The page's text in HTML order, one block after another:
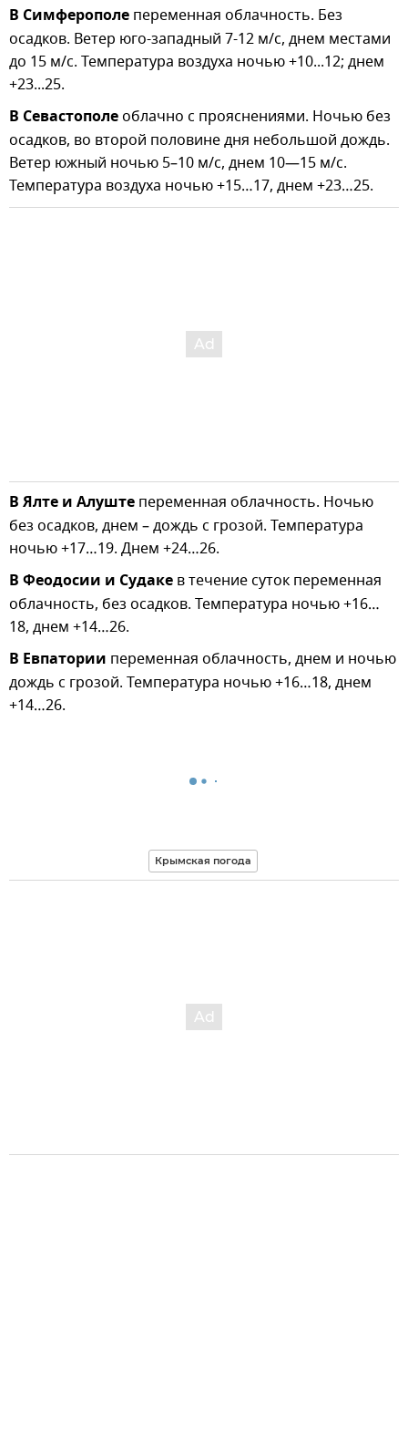
В Симферополе переменная облачность. Без
осадков. Ветер юго-западный 7-12 м/с, днем местами
до 15 м/с. Температура воздуха ночью +10...12; днем
+23...25.
В Севастополе облачно с прояснениями. Ночью без
осадков, во второй половине дня небольшой дождь.
Ветер южный ночью 5–10 м/с, днем 10—15 м/с.
Температура воздуха ночью +15…17, днем +23…25.
В Ялте и Алуште переменная облачность. Ночью
без осадков, днем – дождь с грозой. Температура
ночью +17…19. Днем +24…26.
В Феодосии и Судаке в течение суток переменная
облачность, без осадков. Температура ночью +16…
18, днем +14…26.
В Евпатории переменная облачность, днем и ночью
дождь с грозой. Температура ночью +16…18, днем
+14…26.
Крымская погода